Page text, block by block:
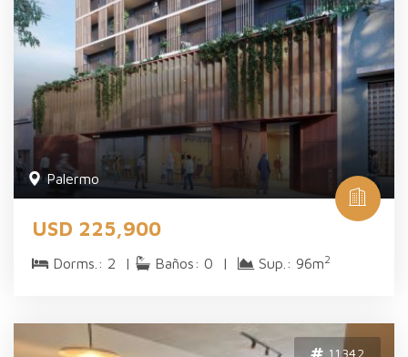
Palermo
USD 225,900
Dorms.: 2 | Baños: 0 | Sup.: 96m2
11342